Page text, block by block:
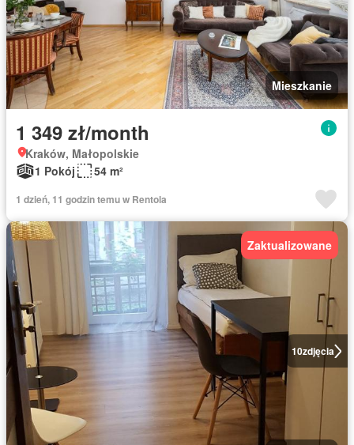
Mieszkanie
1 349 zł/month
Kraków, Małopolskie
1 Pokój
54 m²
1 dzień, 11 godzin temu w Rentola
10zdjęcia
Zaktualizowane